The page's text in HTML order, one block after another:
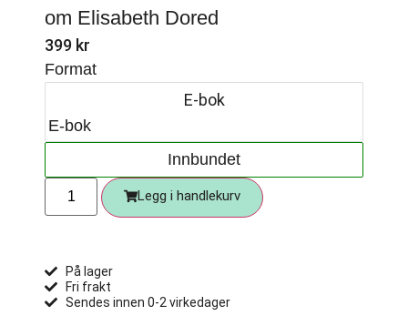
om Elisabeth Dored
399 kr
Format
E-bok
E-bok
Innbundet
Legg i handlekurv
På lager
Fri frakt
Sendes innen 0-2 virkedager